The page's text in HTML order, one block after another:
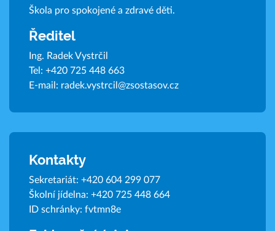
Škola pro spokojené a zdravé děti.
Ředitel
Ing. Radek Vystrčil
Tel: +420 725 448 663
E-mail: radek.vystrcil@zsostasov.cz
Kontakty
Sekretariát: +420 604 299 077
Školní jídelna: +420 725 448 664
ID schránky: fvtmn8e